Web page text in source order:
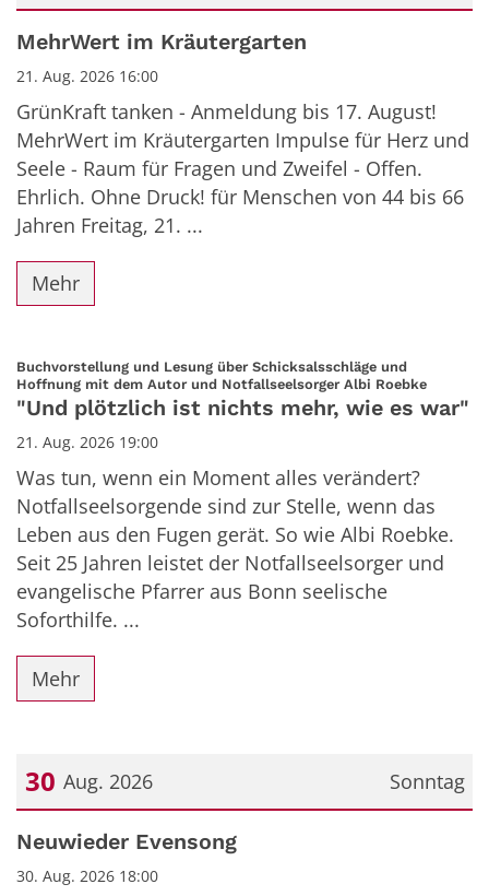
Datum: 21. August 2026
MehrWert im Kräutergarten
21. Aug. 2026 16:00
GrünKraft tanken - Anmeldung bis 17. August!
MehrWert im Kräutergarten Impulse für Herz und
Seele - Raum für Fragen und Zweifel - Offen.
Ehrlich. Ohne Druck! für Menschen von 44 bis 66
Jahren Freitag, 21. ...
Mehr
Buchvorstellung und Lesung über Schicksalsschläge und
Hoffnung mit dem Autor und Notfallseelsorger Albi Roebke:
"Und plötzlich ist nichts mehr, wie es war"
21. Aug. 2026 19:00
Was tun, wenn ein Moment alles verändert?
Notfallseelsorgende sind zur Stelle, wenn das
Leben aus den Fugen gerät. So wie Albi Roebke.
Seit 25 Jahren leistet der Notfallseelsorger und
evangelische Pfarrer aus Bonn seelische
Soforthilfe. ...
Mehr
Sonntag
30 Aug. 2026
Datum: 30. August 2026
Neuwieder Evensong
30. Aug. 2026 18:00